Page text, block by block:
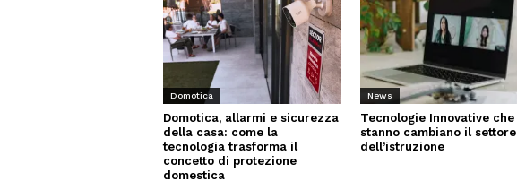
Domotica
Domotica, allarmi e sicurezza
della casa: come la
tecnologia trasforma il
concetto di protezione
domestica
News
Tecnologie Innovative che
stanno cambiano il settore
dell’istruzione